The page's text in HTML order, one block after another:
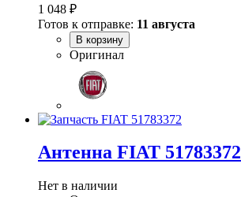
1 048 ₽
Готов к отправке: 11 августа
В корзину
Оригинал
Антенна FIAT 51783372
Нет в наличии